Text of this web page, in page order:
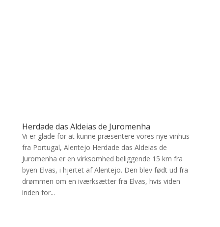
Herdade das Aldeias de Juromenha
Vi er glade for at kunne præsentere vores nye vinhus
fra Portugal, Alentejo Herdade das Aldeias de
Juromenha er en virksomhed beliggende 15 km fra
byen Elvas, i hjertet af Alentejo. Den blev født ud fra
drømmen om en iværksætter fra Elvas, hvis viden
inden for...